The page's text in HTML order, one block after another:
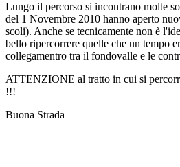
Lungo il percorso si incontrano molte
del 1 Novembre 2010 hanno aperto
scoli). Anche se tecnicamente non è
bello ripercorrere quelle che un tempo
collegamentro tra il fondovalle e le
ATTENZIONE al tratto in cui si
!!!
Buona Strada